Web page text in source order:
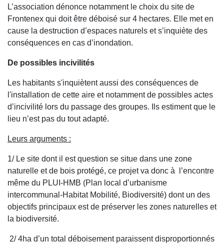
L’association dénonce notamment le choix du site de
Frontenex qui doit être déboisé sur 4 hectares. Elle met en
cause la destruction d’espaces naturels et s’inquiète des
conséquences en cas d’inondation.
De possibles incivilités
Les habitants s'inquiètent aussi des conséquences de
l'installation de cette aire et notamment de possibles actes
d’incivilité lors du passage des groupes. Ils estiment que le
lieu n’est pas du tout adapté.
Leurs arguments :
1/ Le site dont il est question se situe dans une zone
naturelle et de bois protégé, ce projet va donc à l’encontre
même du PLUI-HMB (Plan local d’urbanisme
intercommunal-Habitat Mobilité, Biodiversité) dont un des
objectifs principaux est de préserver les zones naturelles et
la biodiversité.
2/ 4ha d’un total déboisement paraissent disproportionnés